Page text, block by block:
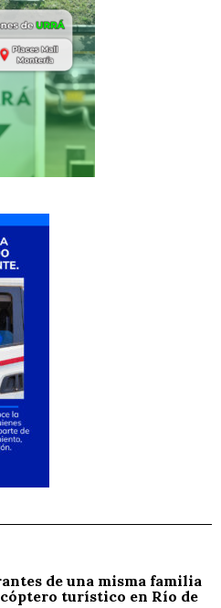
de una misma familia
turístico en Río de